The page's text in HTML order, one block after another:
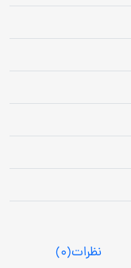
نظرات(0)